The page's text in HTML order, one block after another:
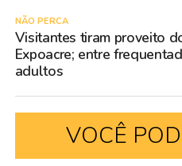
NÃO PERCA
Visitantes tiram proveito
Expoacre; entre
adultos
VOCÊ